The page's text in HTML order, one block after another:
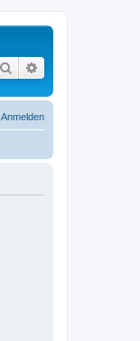
Suche
Anmelden